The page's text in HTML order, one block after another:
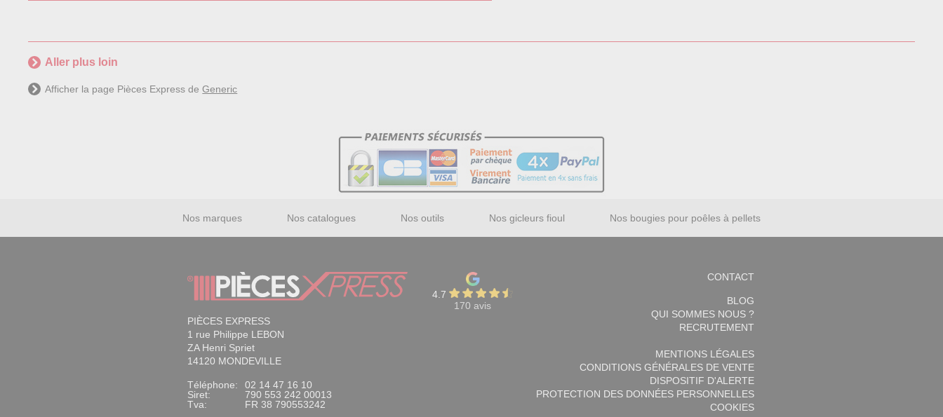
Aller plus loin
Afficher la page Pièces Express deGeneric
Nos marques Nos catalogues Nos outils Nos gicleurs fioul Nos bougies pour poêles à pellets
PIÈCES EXPRESS
1 rue Philippe LEBON
ZA Henri Spriet
14120 MONDEVILLE
Téléphone:
02 14 47 16 10
Siret:
790 553 242 00013
Tva:
FR 38 790553242
4.7
170 avis
CONTACT
BLOG
QUI SOMMES NOUS ?
RECRUTEMENT
MENTIONS LÉGALES
CONDITIONS GÉNÉRALES DE VENTE
DISPOSITIF D'ALERTE
PROTECTION DES DONNÉES PERSONNELLES
COOKIES